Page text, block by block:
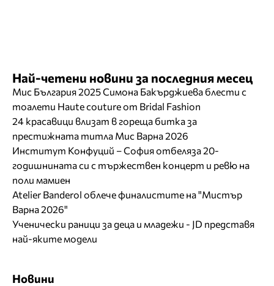
Най-четени новини за последния месец
Мис България 2025 Симона Бакърджиева блести с
тоалети Haute couture от Bridal Fashion
24 красавици влизат в гореща битка за
престижната титла Мис Варна 2026
Институт Конфуций – София отбеляза 20-
годишнината си с тържествен концерт и ревю на
поли мамиен
Atelier Banderol облече финалистите на "Мистър
Варна 2026"
Ученически раници за деца и младежи - JD представя
най-яките модели
Новини